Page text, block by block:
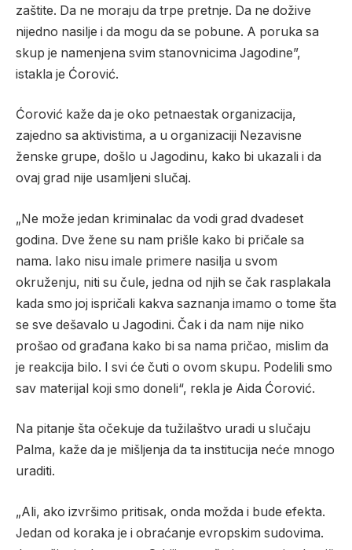
zaštite. Da ne moraju da trpe pretnje. Da ne dožive
nijedno nasilje i da mogu da se pobune. A poruka sa
skup je namenjena svim stanovnicima Jagodine”,
istakla je Ćorović.
Ćorović kaže da je oko petnaestak organizacija,
zajedno sa aktivistima, a u organizaciji Nezavisne
ženske grupe, došlo u Jagodinu, kako bi ukazali i da
ovaj grad nije usamljeni slučaj.
„Ne može jedan kriminalac da vodi grad dvadeset
godina. Dve žene su nam prišle kako bi pričale sa
nama. Iako nisu imale primere nasilja u svom
okruženju, niti su čule, jedna od njih se čak rasplakala
kada smo joj ispričali kakva saznanja imamo o tome šta
se sve dešavalo u Jagodini. Čak i da nam nije niko
prošao od građana kako bi sa nama pričao, mislim da
je reakcija bilo. I svi će čuti o ovom skupu. Podelili smo
sav materijal koji smo doneli“, rekla je Aida Ćorović.
Na pitanje šta očekuje da tužilaštvo uradi u slučaju
Palma, kaže da je mišljenja da ta institucija neće mnogo
uraditi.
„Ali, ako izvršimo pritisak, onda možda i bude efekta.
Jedan od koraka je i obraćanje evropskim sudovima.